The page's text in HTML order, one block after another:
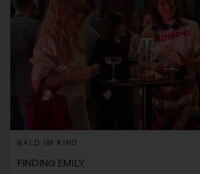
BALD IM KINO
FINDING EMILY